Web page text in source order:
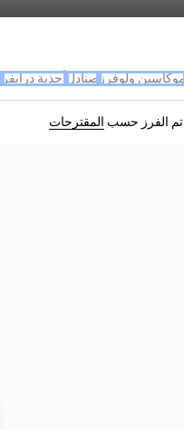
موكاسين ولوفرز صنادل أحذية درايفر
تم الفرز حسب المقترحات